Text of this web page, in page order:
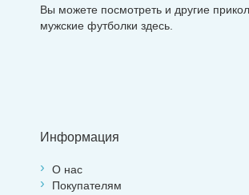
Вы можете посмотреть и другие
мужские футболки здесь
Информация
О нас
Покупателям